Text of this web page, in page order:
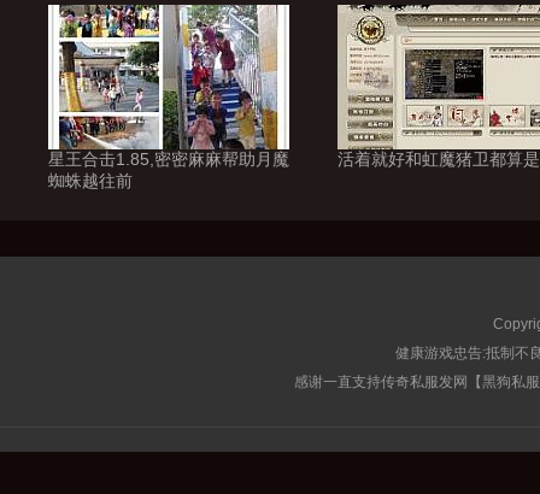
星王合击1.85,密密麻麻帮助月魔
蜘蛛越往前
活着就好和虹魔猪卫都算
健康游戏忠告:抵制不
感谢一直支持传奇私服发网【黑狗私